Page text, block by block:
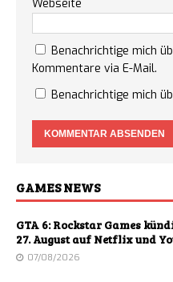
Webseite
Benachrichtige mich
Kommentare via E-Mail.
Benachrichtige mich
GAMES NEWS
GTA 6: Rockstar Games
27. August auf Netflix und
07/08/2026